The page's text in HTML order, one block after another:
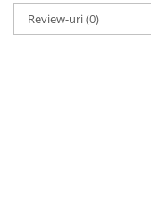
Review-uri(0)